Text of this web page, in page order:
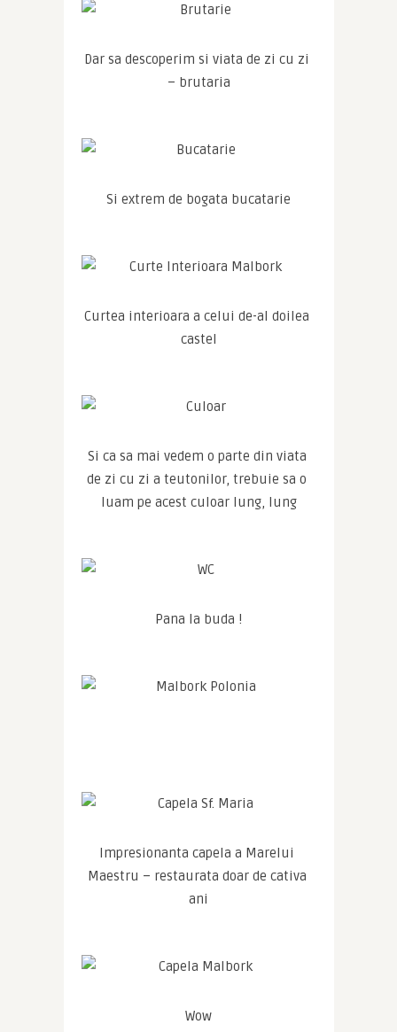
Dar sa descoperim si viata de zi cu zi
– brutaria
Si extrem de bogata bucatarie
Curtea interioara a celui de-al doilea
castel
Si ca sa mai vedem o parte din viata
de zi cu zi a teutonilor, trebuie sa o
luam pe acest culoar lung, lung
Pana la buda !
Impresionanta capela a Marelui
Maestru – restaurata doar de cativa
ani
Wow